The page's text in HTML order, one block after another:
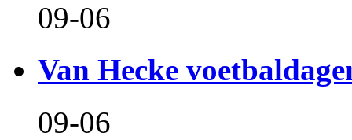
09-06
Van Hecke
09-06